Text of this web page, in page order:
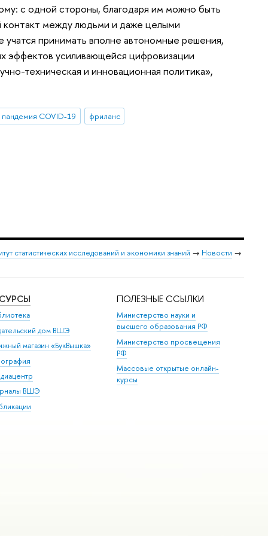
с одной стороны, благодаря им можно быть
контакт между людьми и даже целыми
принимать вполне автономные решения,
эффектов усиливающейся цифровизации
техническая и инновационная политика»,
пандемия COVID-19 фриланс
статистических исследований и экономики знаний → Новости →
дом ВШЭ
магазин «БукВышка»
ВШЭ
ПОЛЕЗНЫЕ ССЫЛКИ
Министерство науки и
высшего образования РФ
Министерство просвещения
РФ
Массовые открытые онлайн-
курсы